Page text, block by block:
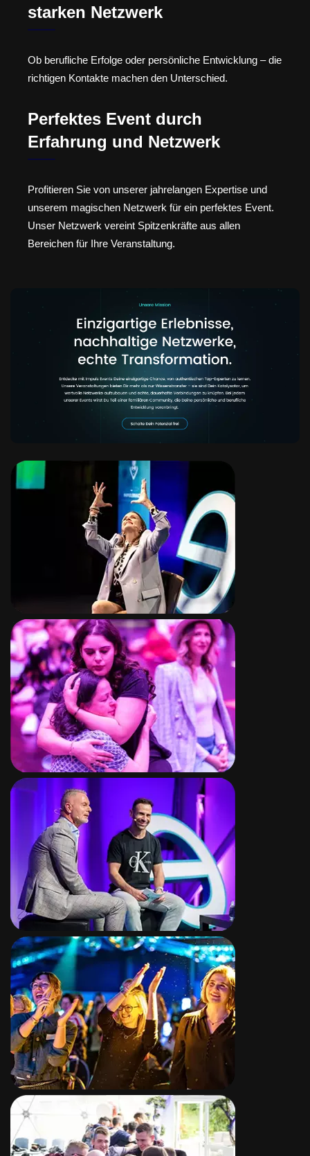
starken Netzwerk
Ob berufliche Erfolge oder persönliche Entwicklung – die
richtigen Kontakte machen den Unterschied.
Perfektes Event durch
Erfahrung und Netzwerk
Profitieren Sie von unserer jahrelangen Expertise und
unserem magischen Netzwerk für ein perfektes Event.
Unser Netzwerk vereint Spitzenkräfte aus allen
Bereichen für Ihre Veranstaltung.